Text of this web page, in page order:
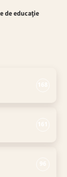
de educaţie